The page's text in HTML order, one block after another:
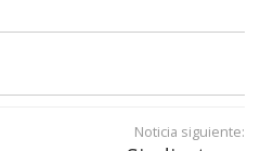
Noticia siguiente: